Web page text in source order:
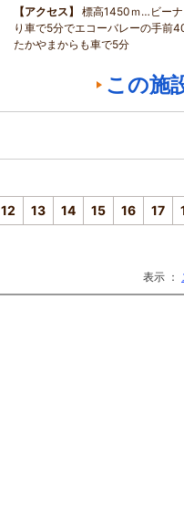
アクセス
標高1450ｍ…ビー
り車で5分でエコーバレーの手前
たかやまからも車で5分
この施
12 13 14 15 16 17
表示 ：